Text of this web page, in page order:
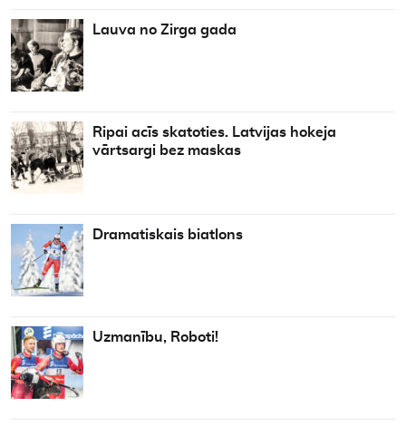
Lauva no Zirga gada
Ripai acīs skatoties. Latvijas hokeja
vārtsargi bez maskas
Dramatiskais biatlons
Uzmanību, Roboti!